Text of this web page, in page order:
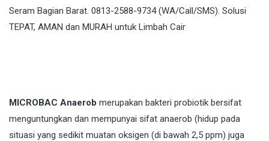
MICROBAC Anaerob merupakan bakteri probiotik bersifat
menguntungkan dan mempunyai sifat anaerob (hidup pada
situasi yang sedikit muatan oksigen (di bawah 2,5 ppm) juga